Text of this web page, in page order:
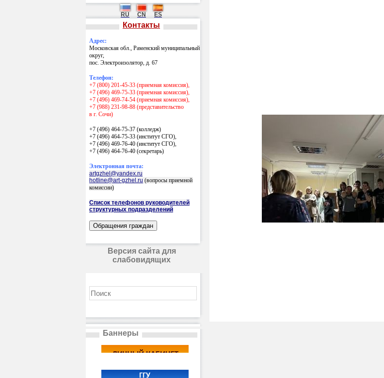
RU CN ES
Контакты
Адрес:
Московская обл., Раменский муниципальный
округ,
пос. Электроизолятор, д. 67
Телефон:
+7 (800) 201-45-33 (приемная комиссия),
+7 (496) 469-75-33 (приемная комиссия),
+7 (496) 469-74-54 (приемная комиссия),
+7 (988) 231-98-88 (представительство
в г. Сочи)
+7 (496) 464-75-37 (колледж)
+7 (496) 464-75-33 (институт СГО),
+7 (496) 469-76-40 (институт СГО),
+7 (496) 464-76-40 (секретарь)
Электронная почта:
artgzhel@yandex.ru
hotline@art-gzhel.ru (вопросы приемной
комиссии)
Список телефонов руководителей
структурных подразделений
Версия сайта для
слабовидящих
Баннеры